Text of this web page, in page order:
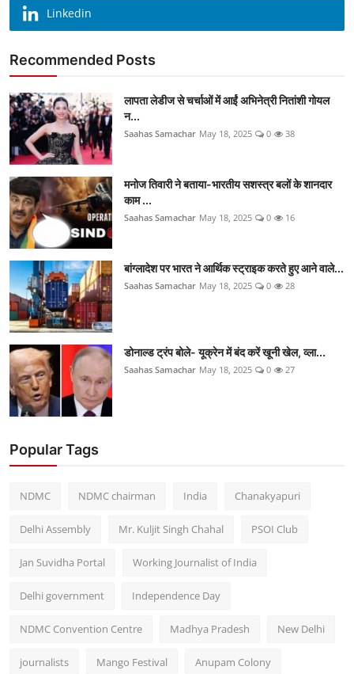
Linkedin
Recommended Posts
लापता लेडीज से चर्चाओं में आईं अभिनेत्री नितांशी गोयल
न...
Saahas Samachar May 18, 2025 0 38
मनोज तिवारी ने बताया-भारतीय सशस्त्र बलों के शानदार
काम ...
Saahas Samachar May 18, 2025 0 16
बांग्लादेश पर भारत ने आर्थिक स्ट्राइक करते हुए आने वाले...
Saahas Samachar May 18, 2025 0 28
डोनाल्ड ट्रंप बोले- यूक्रेन में बंद करें खूनी खेल, व्ला...
Saahas Samachar May 18, 2025 0 27
Popular Tags
NDMC NDMC chairman India Chanakyapuri
Delhi Assembly Mr. Kuljit Singh Chahal PSOI Club
Jan Suvidha Portal Working Journalist of India
Delhi government Independence Day
NDMC Convention Centre Madhya Pradesh New Delhi
journalists Mango Festival Anupam Colony